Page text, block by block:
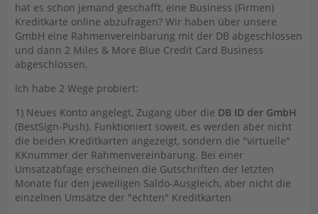
hat es schon jemand geschafft, eine Business (Firmen)
Kreditkarte online abzufragen? Wir haben über unsere
GmbH eine Rahmenvereinbarung mit der DB abgeschlossen
und dann 2 Miles & More Blue Credit Card Business
abgeschlossen.
Ich habe 2 Wege probiert:
1) Neues Konto angelegt, Zugang über die DB ID der GmbH
(BestSign-Push). Funktioniert soweit, es werden aber nicht
die beiden Kreditkarten angezeigt, sondern die "virtuelle"
KKnummer der Rahmenvereinbarung. Bei einer
Umsatzabfage erscheinen die Gutschriften der letzten
Monate für den jeweiligen Saldo-Ausgleich, aber nicht die
einzelnen Umsätze der "echten" Kreditkarten